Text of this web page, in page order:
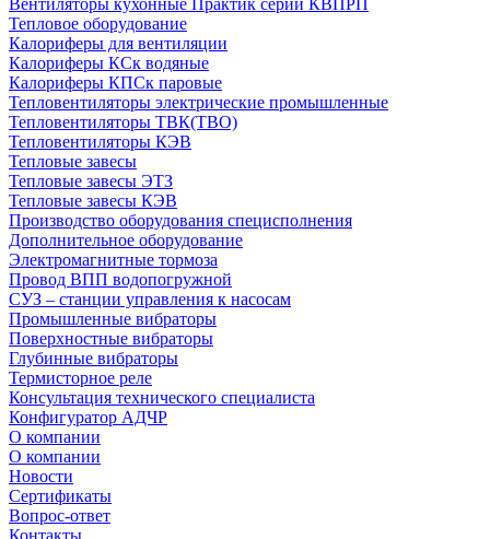
Вентиляторы кухонные Практик серии КВПРП
Тепловое оборудование
Калориферы для вентиляции
Калориферы КСк водяные
Калориферы КПСк паровые
Тепловентиляторы электрические промышленные
Тепловентиляторы ТВК(ТВО)
Тепловентиляторы КЭВ
Тепловые завесы
Тепловые завесы ЭТЗ
Тепловые завесы КЭВ
Производство оборудования специсполнения
Дополнительное оборудование
Электромагнитные тормоза
Провод ВПП водопогружной
СУЗ – станции управления к насосам
Промышленные вибраторы
Поверхностные вибраторы
Глубинные вибраторы
Термисторное реле
Консультация технического специалиста
Конфигуратор АДЧР
О компании
О компании
Новости
Сертификаты
Вопрос-ответ
Контакты